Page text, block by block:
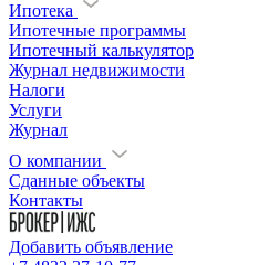
Ипотека
Ипотечные программы
Ипотечный калькулятор
Журнал недвижимости
Налоги
Услуги
Журнал
О компании
Сданные объекты
Контакты
Добавить объявление